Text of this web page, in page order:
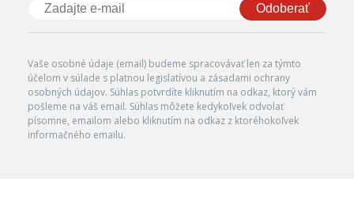
Odoberať
Vaše osobné údaje (email) budeme spracovávať len za týmto
účelom v súlade s platnou legislatívou a zásadami ochrany
osobných údajov. Súhlas potvrdíte kliknutím na odkaz, ktorý vám
pošleme na váš email. Súhlas môžete kedykoľvek odvolať
písomne, emailom alebo kliknutím na odkaz z ktoréhokoľvek
informačného emailu.